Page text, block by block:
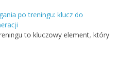
po treningu: klucz do
to kluczowy element, który